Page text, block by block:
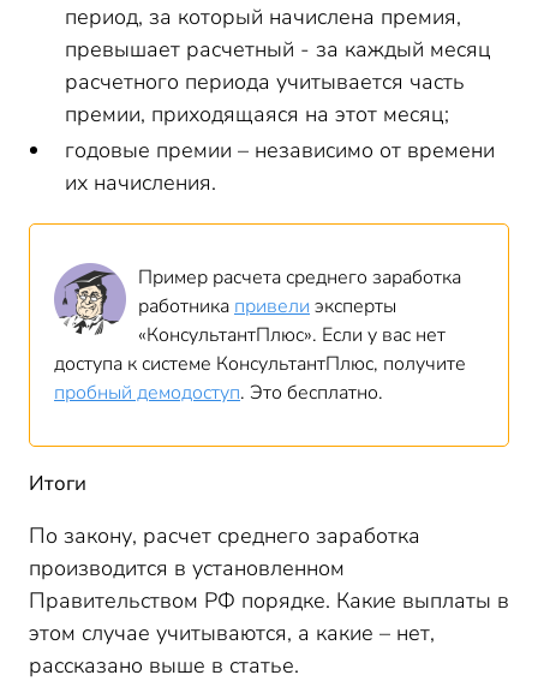
период, за который начислена премия,
превышает расчетный - за каждый месяц
расчетного периода учитывается часть
премии, приходящаяся на этот месяц;
годовые премии – независимо от времени
их начисления.
Пример расчета среднего заработка
работника привели эксперты
«КонсультантПлюс». Если у вас нет
доступа к системе КонсультантПлюс, получите
пробный демодоступ. Это бесплатно.
Итоги
По закону, расчет среднего заработка
производится в установленном
Правительством РФ порядке. Какие выплаты в
этом случае учитываются, а какие – нет,
рассказано выше в статье.